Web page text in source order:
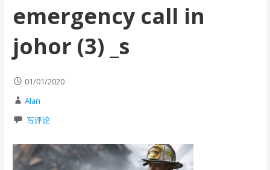
emergency call in
johor (3) _s
01/01/2020
Alan
写评论